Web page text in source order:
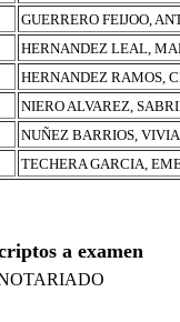
GUERRERO FEIJOO,
HERNANDEZ LEAL,
HERNANDEZ RAMOS,
NIERO ALVAREZ,
NUÑEZ BARRIOS,
TECHERA GARCIA,
a examen